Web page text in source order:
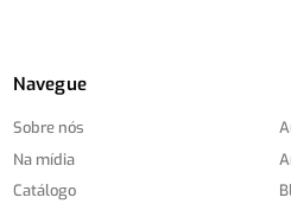
Navegue
Sobre nós
Na mídia
Catálogo